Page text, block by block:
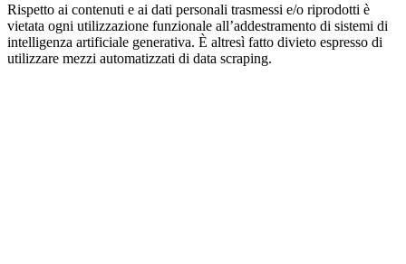
Rispetto ai contenuti e ai dati personali trasmessi e/o riprodotti è
vietata ogni utilizzazione funzionale all’addestramento di sistemi di
intelligenza artificiale generativa. È altresì fatto divieto espresso di
utilizzare mezzi automatizzati di data scraping.